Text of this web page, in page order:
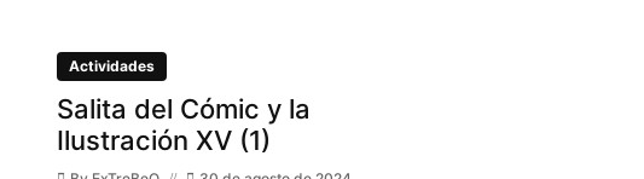
Actividades
Salita del Cómic y la
Ilustración XV (1)